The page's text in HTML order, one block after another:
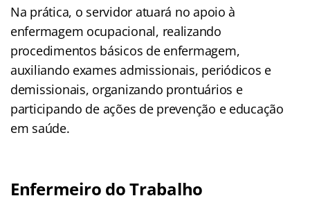
Na prática, o servidor atuará no apoio à
enfermagem ocupacional, realizando
procedimentos básicos de enfermagem,
auxiliando exames admissionais, periódicos e
demissionais, organizando prontuários e
participando de ações de prevenção e educação
em saúde.
Enfermeiro do Trabalho